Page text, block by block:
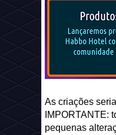
As criações
IMPORTANTE:
pequenas